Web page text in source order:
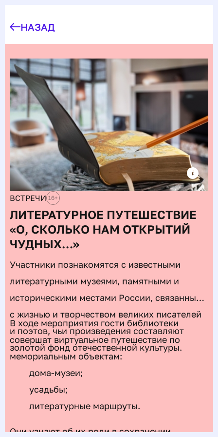
НАЗАД
ВСТРЕЧИ 16+
ЛИТЕРАТУРНОЕ ПУТЕШЕСТВИЕ
«О, СКОЛЬКО НАМ ОТКРЫТИЙ
ЧУДНЫХ…»
Участники познакомятся с известными
литературными музеями, памятными и
историческими местами России, связанными
с жизнью и творчеством великих писателей
и поэтов, чьи произведения составляют
золотой фонд отечественной культуры.
В ходе мероприятия гости библиотеки
совершат виртуальное путешествие по
мемориальным объектам:
дома-музеи;
усадьбы;
литературные маршруты.
Они узнают об их роли в сохранении